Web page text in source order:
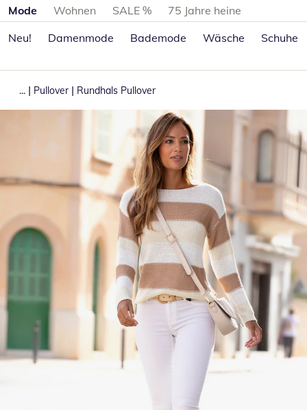
Produktkategorien überspringen
Mode Wohnen SALE %
75 Jahre heine
Neu!
Damenmode Bademode Wäsche Schuhe
... | Pullover | Rundhals Pullover